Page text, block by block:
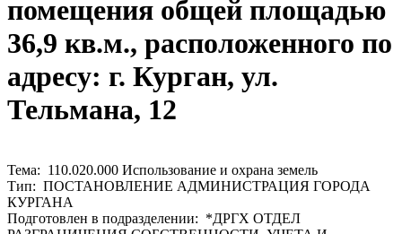
помещения общей площадью
36,9 кв.м., расположенного по
адресу: г. Курган, ул.
Тельмана, 12
Тема: 110.020.000 Использование и охрана земель
Тип: ПОСТАНОВЛЕНИЕ АДМИНИСТРАЦИЯ ГОРОДА
КУРГАНА
Подготовлен в подразделении: *ДРГХ ОТДЕЛ